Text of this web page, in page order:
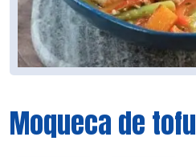
Moqueca de tofu